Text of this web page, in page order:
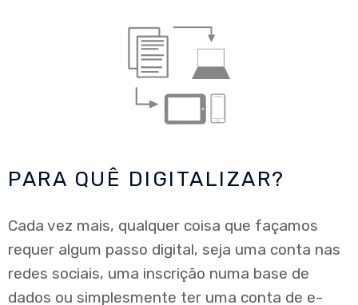
PARA QUÊ DIGITALIZAR?
Cada vez mais, qualquer coisa que façamos
requer algum passo digital, seja uma conta nas
redes sociais, uma inscrição numa base de
dados ou simplesmente ter uma conta de e-